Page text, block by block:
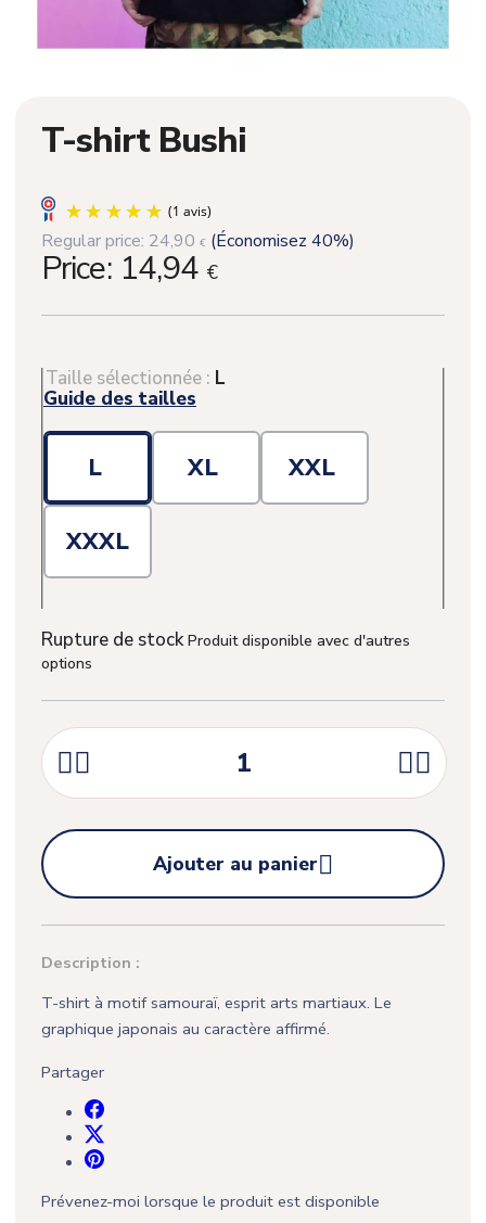
T-shirt Bushi
(1 avis)
Regular price: 24,90 € (Économisez 40%)
Price: 14,94 €
Taille sélectionnée : L
Guide des tailles
L XL XXL
XXXL
Rupture de stock Produit disponible avec d'autres
options
 

Ajouter au panier
Description :
T-shirt à motif samouraï, esprit arts martiaux. Le
graphique japonais au caractère affirmé.
Partager
Prévenez-moi lorsque le produit est disponible